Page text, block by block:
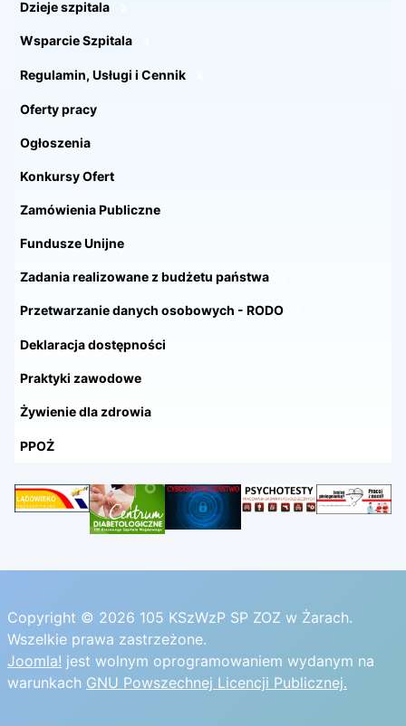
Dzieje szpitala
Wsparcie Szpitala
Regulamin, Usługi i Cennik
Oferty pracy
Ogłoszenia
Konkursy Ofert
Zamówienia Publiczne
Fundusze Unijne
Zadania realizowane z budżetu państwa
Przetwarzanie danych osobowych - RODO
Deklaracja dostępności
Praktyki zawodowe
Żywienie dla zdrowia
PPOŻ
Copyright © 2026 105 KSzWzP SP ZOZ w Żarach.
Wszelkie prawa zastrzeżone.
Joomla! jest wolnym oprogramowaniem wydanym na
warunkach GNU Powszechnej Licencji Publicznej.